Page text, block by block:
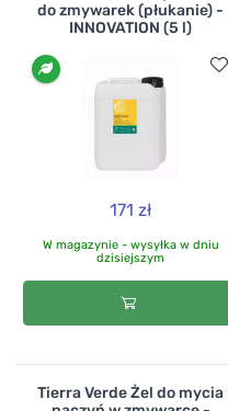
do zmywarek (płukanie) -
INNOVATION (5 l)
171 zł
W magazynie - wysyłka w dniu
dzisiejszym
Tierra Verde Żel do mycia